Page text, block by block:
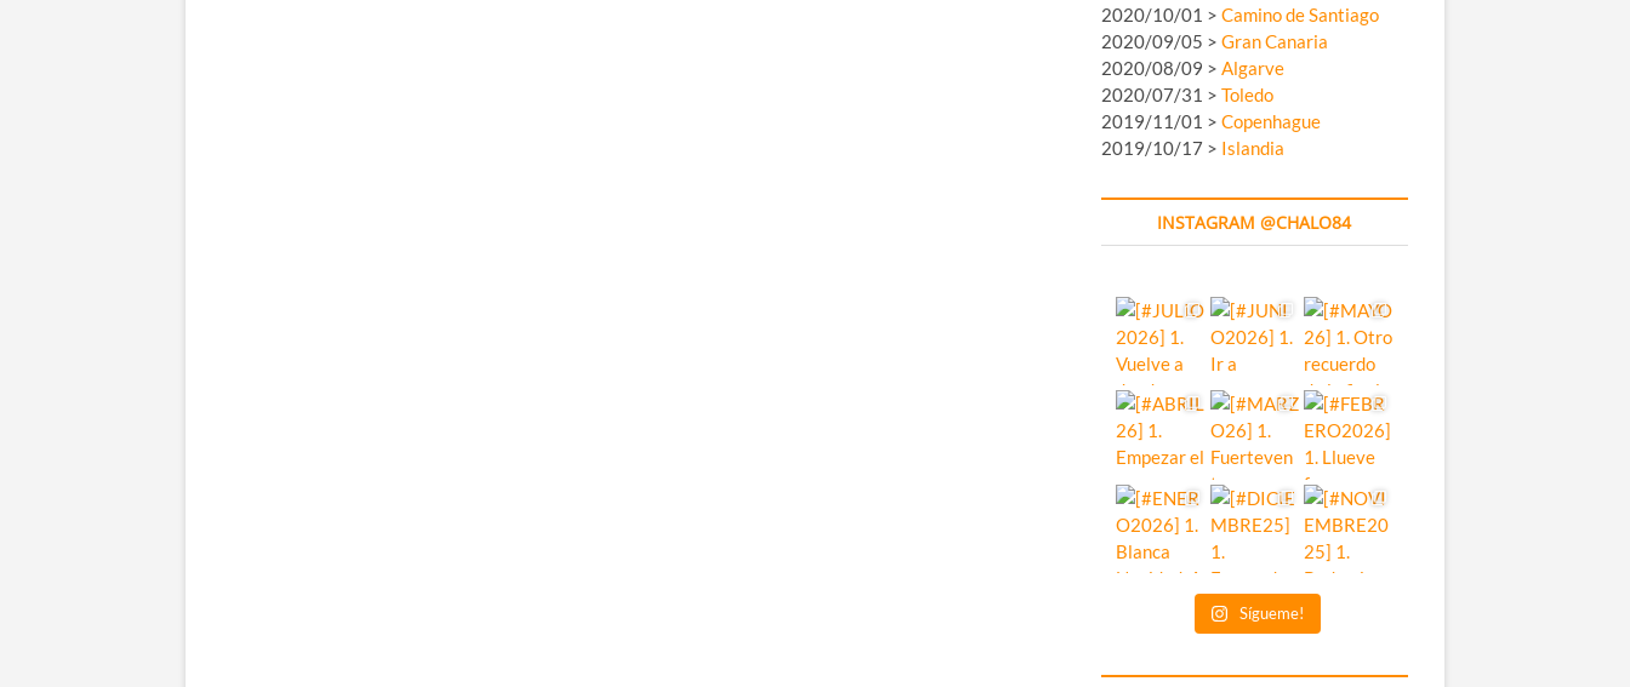
2020/10/01 > Camino de Santiago
2020/09/05 > Gran Canaria
2020/08/09 > Algarve
2020/07/31 > Toledo
2019/11/01 > Copenhague
2019/10/17 > Islandia
INSTAGRAM @CHALO84
Sígueme!